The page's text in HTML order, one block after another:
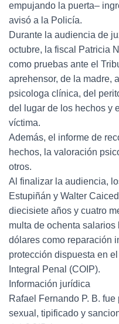
empujando la puerta–
avisó a la Policía.
Durante la audiencia de
octubre, la fiscal Patricia
como pruebas ante el
aprehensor, de la madre,
psicologa clínica, del
del lugar de los hechos y
víctima.
Además, el informe de
hechos, la valoración
otros.
Al finalizar la audiencia,
Estupiñán y Walter
diecisiete años y cuatro
multa de ochenta
dólares como reparación
protección dispuesta en
Integral Penal (COIP).
Información jurídica
Rafael Fernando P. B.
sexual, tipificado y